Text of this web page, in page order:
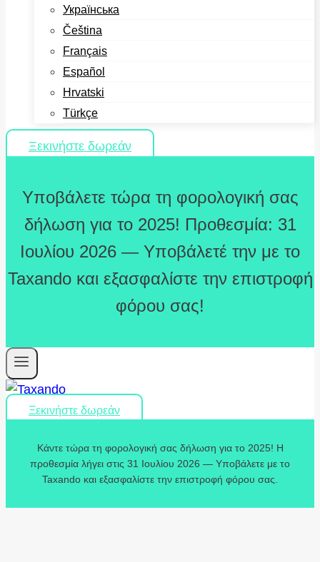
Українська
Čeština
Français
Español
Hrvatski
Türkçe
Ξεκινήστε δωρεάν
Υποβάλετε τώρα τη φορολογική σας
δήλωση για το 2025! Προθεσμία: 31
Ιουλίου 2026 — Υποβάλετέ την με το
Taxando και εξασφαλίστε την επιστροφή
φόρου σας!
Ξεκινήστε δωρεάν
Κάντε τώρα τη φορολογική σας δήλωση για το 2025! Η
προθεσμία λήγει στις 31 Ιουλίου 2026 — Υποβάλετε με το
Taxando και εξασφαλίστε την επιστροφή φόρου σας.